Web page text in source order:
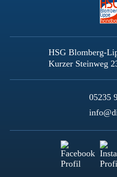
HSG Blomberg-
Kurzer Steinweg
05235